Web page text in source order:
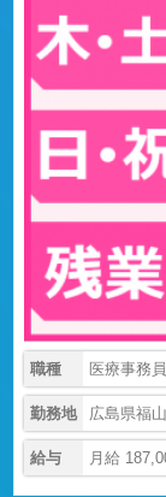
職種 医療事務
勤務地 広島県福
給与 月給